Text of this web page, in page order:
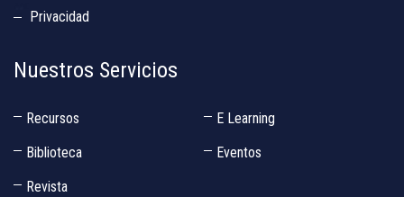
Privacidad
Nuestros Servicios
Recursos
E Learning
Biblioteca
Eventos
Revista